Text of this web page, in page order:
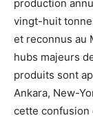
production
vingt-huit
et reconnus au
hubs majeurs
produits sont
Ankara, New-
cette confusion